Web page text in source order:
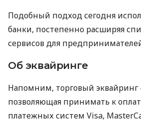
Подобный подход сегодня
банки, постепенно расширяя
сервисов для
Об эквайринге
Напомним, торговый эквайринг
позволяющая принимать к
платежных систем Visa,